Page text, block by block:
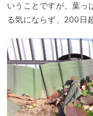
いうことですが、葉っ
る気にならず、200日超